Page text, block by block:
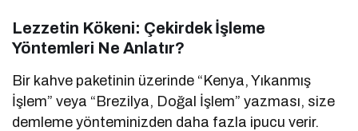
Lezzetin Kökeni: Çekirdek İşleme
Yöntemleri Ne Anlatır?
Bir kahve paketinin üzerinde “Kenya, Yıkanmış
İşlem” veya “Brezilya, Doğal İşlem” yazması, size
demleme yönteminizden daha fazla ipucu verir.